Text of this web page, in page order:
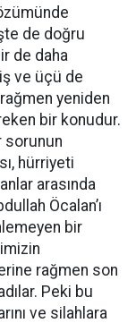
de doğru
de daha
ve üçü de
rağmen yeniden
bir konudur.
sorunun
hürriyeti
arasında
Öcalan’ı
bir
rağmen son
Peki bu
ve silahlara